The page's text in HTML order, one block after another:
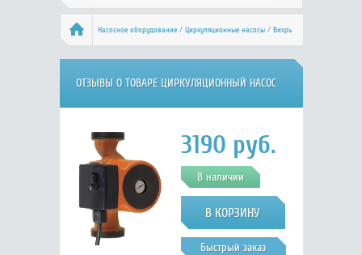
Насосное оборудование/ Циркуляционные насосы/ Вихрь
ЦН-32-4/ Отзывы
ОТЗЫВЫ О ТОВАРЕ ЦИРКУЛЯЦИОННЫЙ НАСОС
ВИХРЬ ЦН-32-4 3190 руб.
В наличии
Быстрый заказ